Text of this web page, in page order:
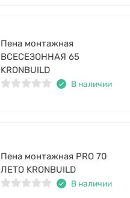
Пена монтажная
ВСЕСЕЗОННАЯ 65
KRONBUILD
В наличии
Пена монтажная PRO 70
ЛЕТО KRONBUILD
В наличии